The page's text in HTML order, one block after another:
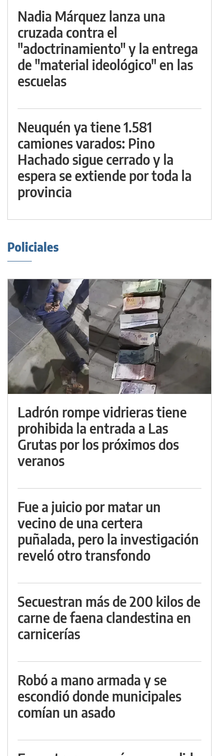
Nadia Márquez lanza una
cruzada contra el
"adoctrinamiento" y la entrega
de "material ideológico" en las
escuelas
Neuquén ya tiene 1.581
camiones varados: Pino
Hachado sigue cerrado y la
espera se extiende por toda la
provincia
Policiales
Ladrón rompe vidrieras tiene
prohibida la entrada a Las
Grutas por los próximos dos
veranos
Fue a juicio por matar un
vecino de una certera
puñalada, pero la investigación
reveló otro transfondo
Secuestran más de 200 kilos de
carne de faena clandestina en
carnicerías
Robó a mano armada y se
escondió donde municipales
comían un asado